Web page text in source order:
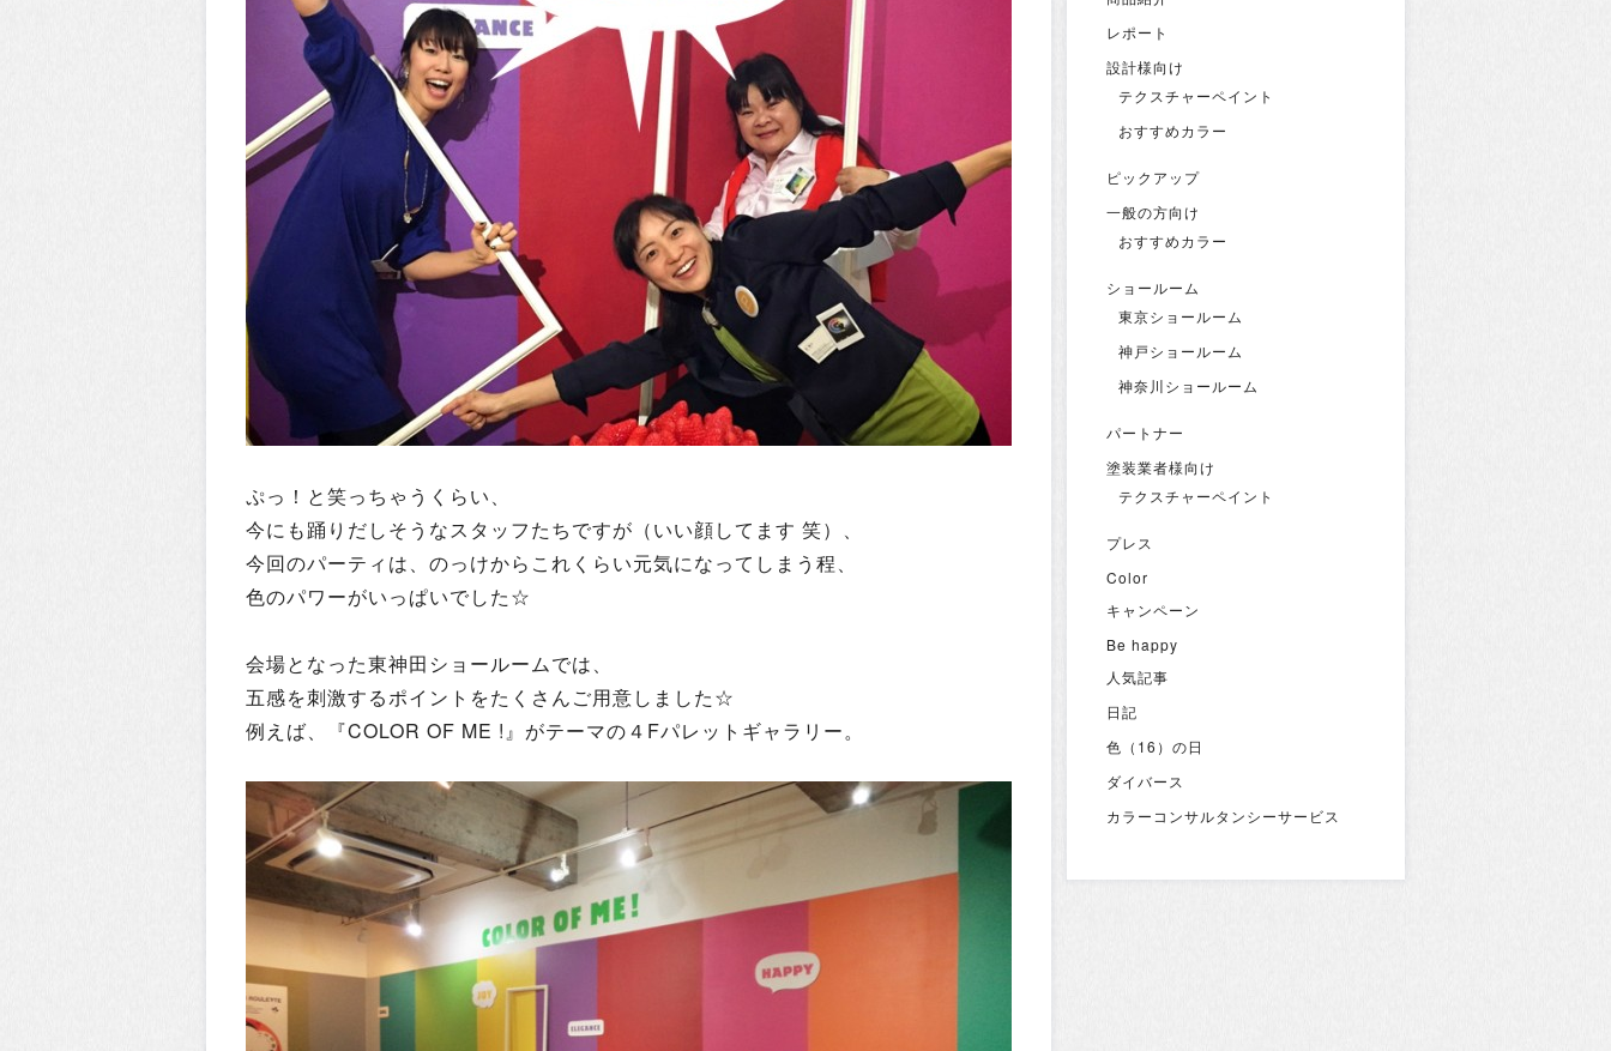
ぷっ！と笑っちゃうくらい、
今にも踊りだしそうなスタッフたちですが（いい顔してます 笑）、
今回のパーティは、のっけからこれくらい元気になってしまう程、
色のパワーがいっぱいでした☆
会場となった東神田ショールームでは、
五感を刺激するポイントをたくさんご用意しました☆
例えば、『COLOR OF ME !』がテーマの４Fパレットギャラリー。
レポート
設計様向け
テクスチャーペイント
おすすめカラー
ピックアップ
一般の方向け
おすすめカラー
ショールーム
東京ショールーム
神戸ショールーム
神奈川ショールーム
パートナー
塗装業者様向け
テクスチャーペイント
プレス
Color
キャンペーン
Be happy
人気記事
日記
色（16）の日
ダイバース
カラーコンサルタンシーサービス